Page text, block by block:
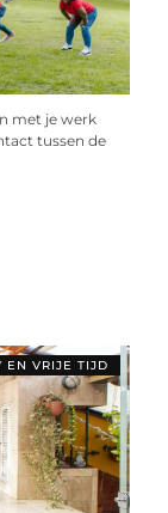
met je werk
tussen de
EN VRIJE TIJD